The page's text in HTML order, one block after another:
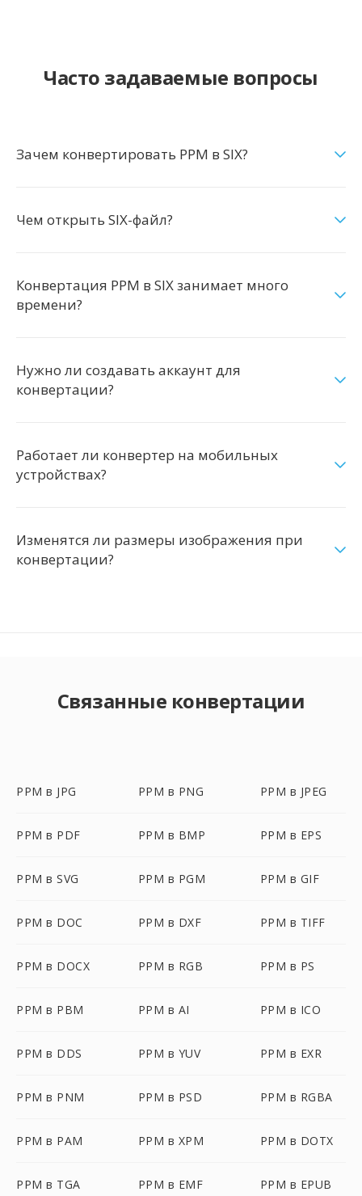
Часто задаваемые вопросы
Зачем конвертировать PPM в SIX?
Чем открыть SIX-файл?
Конвертация PPM в SIX занимает много
времени?
Нужно ли создавать аккаунт для
конвертации?
Работает ли конвертер на мобильных
устройствах?
Изменятся ли размеры изображения при
конвертации?
Связанные конвертации
PPM в JPG PPM в PNG PPM в JPEG
PPM в PDF PPM в BMP PPM в EPS
PPM в SVG PPM в PGM PPM в GIF
PPM в DOC PPM в DXF PPM в TIFF
PPM в DOCX PPM в RGB PPM в PS
PPM в PBM PPM в AI PPM в ICO
PPM в DDS PPM в YUV PPM в EXR
PPM в PNM PPM в PSD PPM в RGBA
PPM в PAM PPM в XPM PPM в DOTX
PPM в TGA PPM в EMF PPM в EPUB